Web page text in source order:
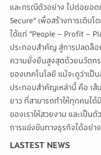
และกรณีตัวอย่าง ไปต่อยอด
Secure” เพื่อสร้างการเติบ
ได้แก่ “People – Profit –
ประกอบสำคัญ สู่การปลดล็อ
ความยั่งยืนสูงสุดด้วยนวัตก
ของเทคโนโลยี แม้จะดูว่าเ
ประกอบสำคัญเหล่านี้ คือ เส้
ยาว ที่สามารถทำให้ทุกคนได้
ของเราให้สวยงาม และเป็น
การแข่งขันทางธุรกิจได้อย่า
LASTEST NEWS